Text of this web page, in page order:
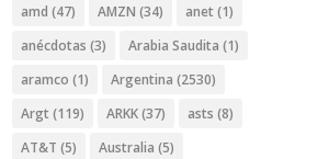
amd (47) AMZN (34) anet (1)
anécdotas (3) Arabia Saudita (1)
aramco (1) Argentina (2530)
Argt (119) ARKK(37) asts (8)
AT&T (5) Australia (5)